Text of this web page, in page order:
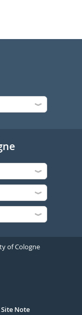
of Cologne
Site Note